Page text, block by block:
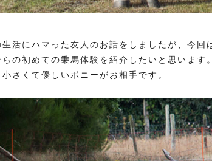
活にハマった友人のお話をしましたが、今回
の初めての乗馬体験を紹介したいと思います
さくて優しいポニーがお相手です。